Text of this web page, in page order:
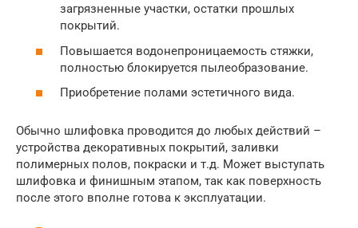
загрязненные участки, остатки прошлых
покрытий.
Повышается водонепроницаемость стяжки,
полностью блокируется пылеобразование.
Приобретение полами эстетичного вида.
Обычно шлифовка проводится до любых действий –
устройства декоративных покрытий, заливки
полимерных полов, покраски и т.д. Может выступать
шлифовка и финишным этапом, так как поверхность
после этого вполне готова к эксплуатации.